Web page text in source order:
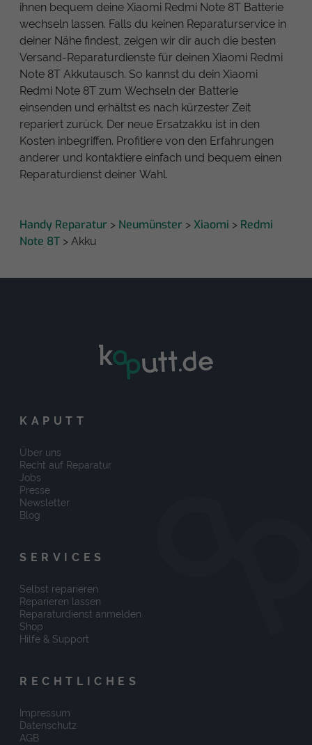
ihnen bequem deine Xiaomi Redmi Note 8T Batterie
wechseln lassen. Falls du keinen Reparaturservice in
deiner Nähe findest, zeigen wir dir auch die besten
Versand-Reparaturdienste für deinen Xiaomi Redmi
Note 8T Akkutausch. So kannst du dein Xiaomi
Redmi Note 8T zum Wechseln der Batterie
einsenden und erhältst es nach kürzester Zeit
repariert zurück. Der neue Ersatzakku ist in den
Kosten inbegriffen. Profitiere von den Erfahrungen
anderer und kontaktiere einfach und bequem einen
Reparaturdienst deiner Wahl.
Handy Reparatur > Neumünster > Xiaomi > Redmi
Note 8T > Akku
KAPUTT
Über uns
Recht auf Reparatur
Jobs
Presse
Newsletter
Blog
SERVICES
Selbst reparieren
Reparieren lassen
Reparaturdienst anmelden
Shop
Hilfe & Support
RECHTLICHES
Impressum
Datenschutz
AGB